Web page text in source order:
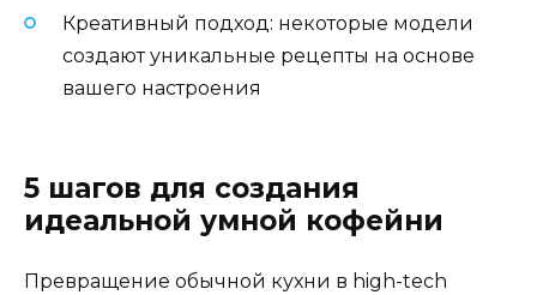
Креативный подход: некоторые модели
создают уникальные рецепты на основе
вашего настроения
5 шагов для создания
идеальной умной кофейни
Превращение обычной кухни в high-tech